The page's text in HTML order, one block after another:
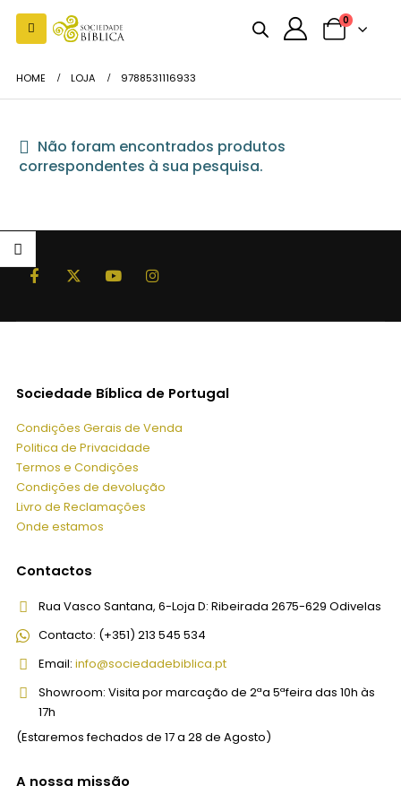
0
HOME LOJA 9788531116933
Não foram encontrados produtos
correspondentes à sua pesquisa.
Sociedade Bíblica de Portugal
Condições Gerais de Venda
Politica de Privacidade
Termos e Condições
Condições de devolução
Livro de Reclamações
Onde estamos
Contactos
Rua Vasco Santana, 6-Loja D: Ribeirada 2675-629 Odivelas
Contacto: (+351) 213 545 534
Email: info@sociedadebiblica.pt
Showroom: Visita por marcação de 2ªa 5ªfeira das 10h às
17h
(Estaremos fechados de 17 a 28 de Agosto)
A nossa missão